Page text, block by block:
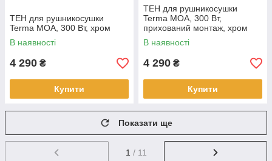
ТЕН для рушникосушки
Terma MOA, 300 Вт, хром
В наявності
4 290 ₴
Купити
ТЕН для рушникосушки
Terma MOA, 300 Вт,
прихований монтаж, хром
В наявності
4 290 ₴
Купити
Показати ще
1 / 11